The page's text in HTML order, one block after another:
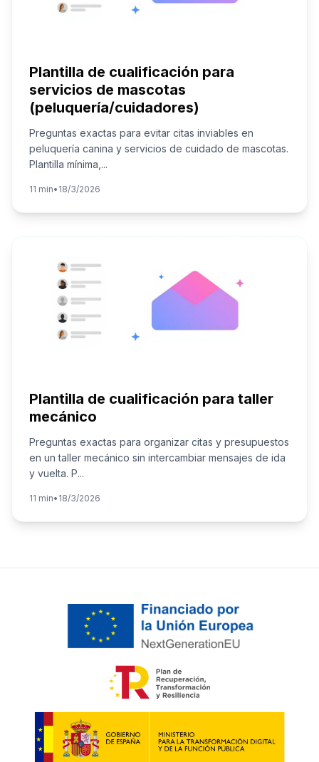
Plantilla de cualificación para
servicios de mascotas
(peluquería/cuidadores)
Preguntas exactas para evitar citas inviables en
peluquería canina y servicios de cuidado de mascotas.
Plantilla mínima, ...
11 min• 18/3/2026
Plantilla de cualificación para taller
mecánico
Preguntas exactas para organizar citas y presupuestos
en un taller mecánico sin intercambiar mensajes de ida
y vuelta. P...
11 min• 18/3/2026